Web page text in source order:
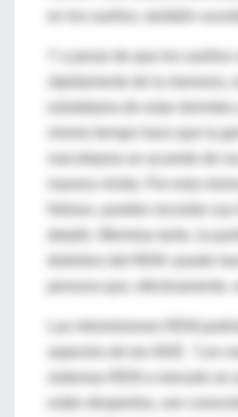
mismo tiempo hace que la
manera vívida. Por esta
aspectos de las NDE. "Los